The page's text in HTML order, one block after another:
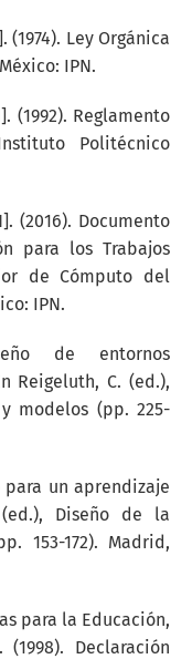
Ley Orgánica
IPN.
(1992). Reglamento
Politécnico
(2016). Documento
para los Trabajos
de Cómputo del
IPN.
de entornos
Reigeluth, C. (ed.),
modelos (pp. 225-
para un aprendizaje
Diseño de la
153-172). Madrid,
para la Educación,
Declaración